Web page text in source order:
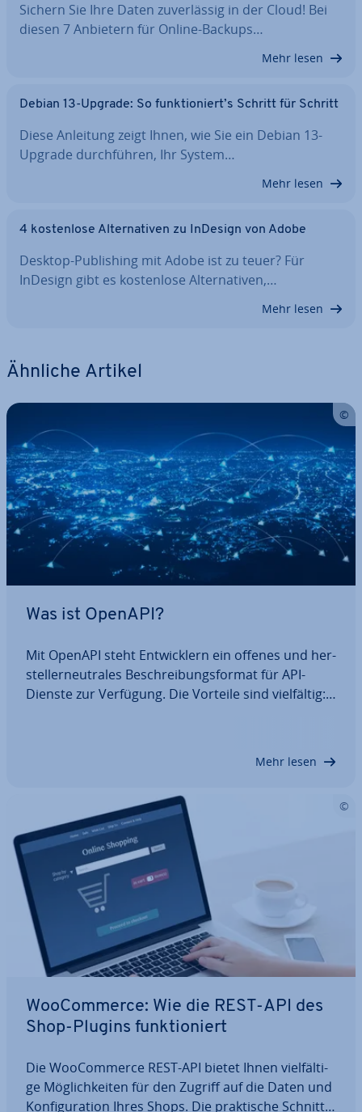
Sichern Sie Ihre Daten zu­ver­läs­sig in der Cloud! Bei
diesen 7 Anbietern für Online-Backups…
Mehr lesen
Debian 13-Upgrade: So funk­tio­niert’s Schritt für Schritt
Diese Anleitung zeigt Ihnen, wie Sie ein Debian 13-
Upgrade durch­füh­ren, Ihr System…
Mehr lesen
4 kos­ten­lo­se Al­ter­na­ti­ven zu InDesign von Adobe
Desktop-Pu­bli­shing mit Adobe ist zu teuer? Für
InDesign gibt es kos­ten­lo­se Al­ter­na­ti­ven,…
Mehr lesen
Ähnliche Artikel
Was ist OpenAPI?
Mit OpenAPI steht Ent­wick­lern ein offenes und her­
stel­ler­neu­tra­les Be­schrei­bungs­for­mat für API-
Dienste zur Verfügung. Die Vorteile sind viel­fäl­tig:
Mehr lesen
Woo­Com­mer­ce: Wie die REST-API des
Shop-Plugins funk­tio­niert
Die Woo­Com­mer­ce REST-API bietet Ihnen viel­fäl­ti­
ge Mög­lich­kei­ten für den Zugriff auf die Daten und
Kon­fi­gu­ra­ti­on Ihres Shops. Die prak­ti­sche Schnitt­